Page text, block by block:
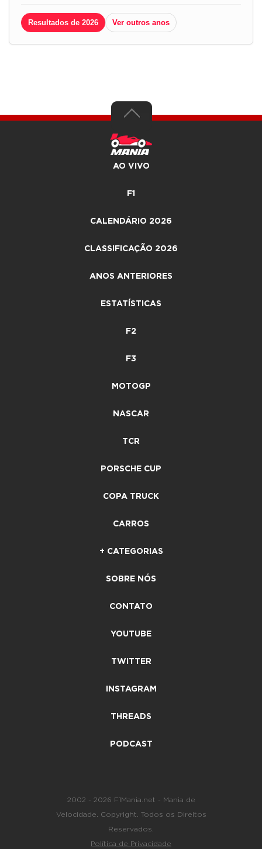
Resultados de 2026 Ver outros anos
AO VIVO
F1
CALENDÁRIO 2026
CLASSIFICAÇÃO 2026
ANOS ANTERIORES
ESTATÍSTICAS
F2
F3
MOTOGP
NASCAR
TCR
PORSCHE CUP
COPA TRUCK
CARROS
+ CATEGORIAS
SOBRE NÓS
CONTATO
YOUTUBE
TWITTER
INSTAGRAM
THREADS
PODCAST
2002 - 2026 F1Mania.net - Mania de
Velocidade. Copyright. Todos os Direitos
Reservados.
Política de Privacidade